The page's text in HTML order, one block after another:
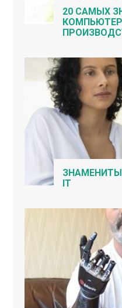
20 САМЫХ
IT